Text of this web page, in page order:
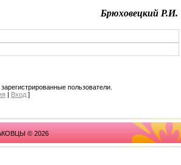
Брюховецкий Р.И.
пользователи.
| Вход ]
© 2026